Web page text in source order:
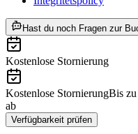
Hast du noch Fragen zur
Kostenlose Stornierung
Kostenlose StornierungBis
ab
Verfügbarkeit prüfen